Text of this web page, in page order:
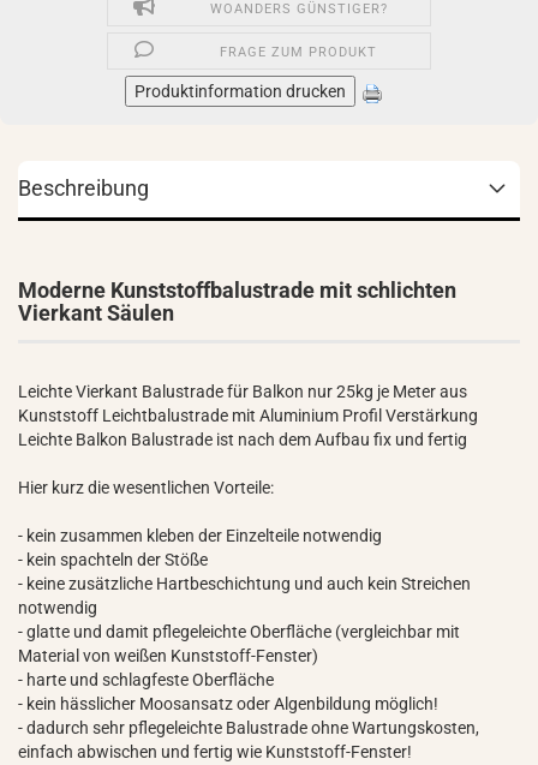
WOANDERS GÜNSTIGER?
FRAGE ZUM PRODUKT
Produktinformation drucken
Beschreibung
Moderne Kunststoffbalustrade mit schlichten
Vierkant Säulen
Leichte Vierkant Balustrade für Balkon nur 25kg je Meter aus
Kunststoff Leichtbalustrade mit Aluminium Profil Verstärkung
Leichte Balkon Balustrade ist nach dem Aufbau fix und fertig
Hier kurz die wesentlichen Vorteile:
- kein zusammen kleben der Einzelteile notwendig
- kein spachteln der Stöße
- keine zusätzliche Hartbeschichtung und auch kein Streichen
notwendig
- glatte und damit pflegeleichte Oberfläche (vergleichbar mit
Material von weißen Kunststoff-Fenster)
- harte und schlagfeste Oberfläche
- kein hässlicher Moosansatz oder Algenbildung möglich!
- dadurch sehr pflegeleichte Balustrade ohne Wartungskosten,
einfach abwischen und fertig wie Kunststoff-Fenster!